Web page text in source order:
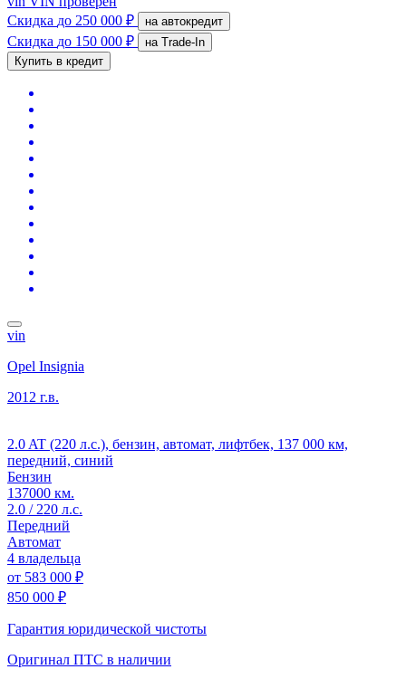
Скидка до 250 000 ₽ на автокредит
Скидка до 150 000 ₽
на Trade-In
Купить в кредит
vin
Opel Insignia
2012 г.в.
2.0 AT (220 л.с.), бензин, автомат, лифтбек, 137 000 км,
передний, синий
Бензин
137000 км.
2.0 / 220 л.с.
Передний
Автомат
4 владельца
от 583 000 ₽
850 000 ₽
Гарантия юридической чистоты
Оригинал ПТС в наличии